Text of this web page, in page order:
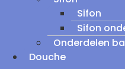
Sifon
Sifon
Onderdelen
Douche